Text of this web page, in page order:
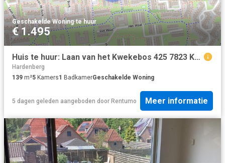
Geschakelde Woning·te huur
€ 1.495
Huis te huur: Laan van het Kwekebos 425 7823 KK Emmen
Hardenberg
139 m²5 Kamers1 BadkamerGeschakelde Woning
5 dagen geleden aangeboden door Rentumo Meer informatie